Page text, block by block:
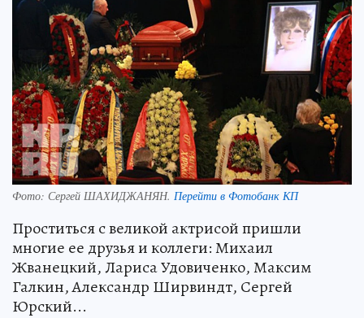
Фото: Сергей ШАХИДЖАНЯН. Перейти в Фотобанк КП
Проститься с великой актрисой пришли
многие ее друзья и коллеги: Михаил
Жванецкий, Лариса Удовиченко, Максим
Галкин, Александр Ширвиндт, Сергей
Юрский...